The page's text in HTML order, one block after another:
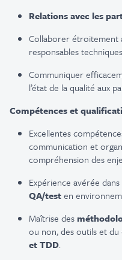
Relations avec les
Collaborer étroitement
responsables
Communiquer
l’état de la qualité aux
Compétences et
Excellentes
communication et
compréhension des
Expérience avérée dans
QA/testen
Maîtrise des
ou non,des outils et du
et TDD.